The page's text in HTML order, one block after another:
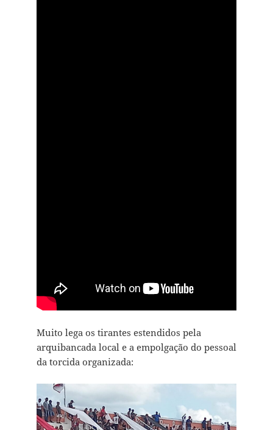
Muito lega os tirantes estendidos pela
arquibancada local e a empolgação do pessoal
da torcida organizada: